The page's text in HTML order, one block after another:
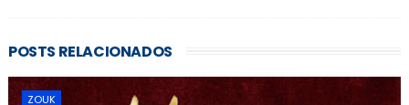
POSTS RELACIONADOS
ZOUK